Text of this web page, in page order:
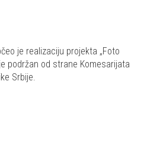
je realizaciju projekta „Foto
podržan od strane Komesarijata
Srbije.